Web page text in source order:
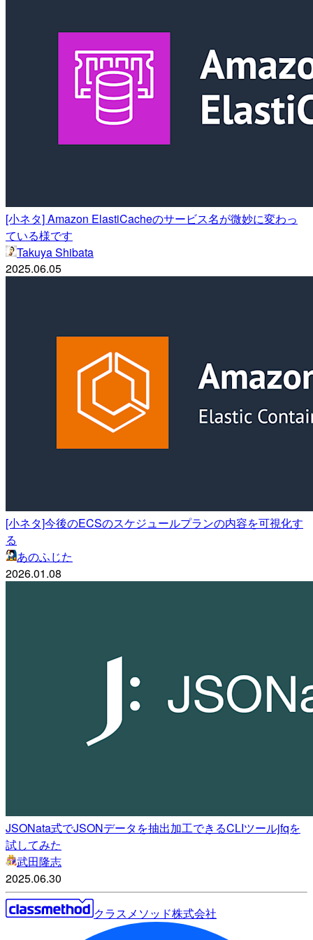
[小ネタ] Amazon ElastiCacheのサービス名が微妙に変わっ
ている様です
Takuya Shibata
2025.06.05
[小ネタ]今後のECSのスケジュールプランの内容を可視化す
る
あのふじた
2026.01.08
JSONata式でJSONデータを抽出加工できるCLIツールjfqを
試してみた
武田隆志
2025.06.30
クラスメソッド株式会社